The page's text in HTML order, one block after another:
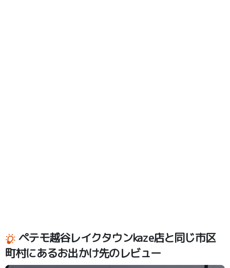
ペテモ越谷レイクタウンkaze店と同じ市区
町村にあるお出かけ先のレビュー